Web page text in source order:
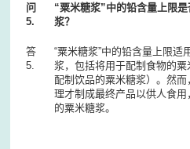
问
5.
“粟米糖浆”中的铅含量上限
浆？
答
5.
“粟米糖浆”中的铅含量上限
浆，包括将用于配制食物的
配制饮品的粟米糖浆）。然
理才制成最终产品以供人食
的粟米糖浆。